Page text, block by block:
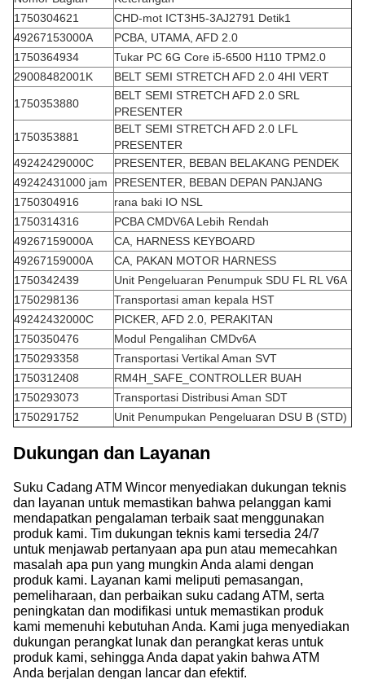
1750304621
CHD-mot ICT3H5-3AJ2791 Detik1
49267153000A
PCBA, UTAMA, AFD 2.0
1750364934
Tukar PC 6G Core i5-6500 H110 TPM2.0
29008482001K
BELT SEMI STRETCH AFD 2.0 4HI VERT
1750353880
BELT SEMI STRETCH AFD 2.0 SRL
PRESENTER
1750353881
BELT SEMI STRETCH AFD 2.0 LFL
PRESENTER
49242429000C
PRESENTER, BEBAN BELAKANG PENDEK
49242431000 jam
PRESENTER, BEBAN DEPAN PANJANG
1750304916
rana baki IO NSL
1750314316
PCBA CMDV6A Lebih Rendah
49267159000A
CA, HARNESS KEYBOARD
49267159000A
CA, PAKAN MOTOR HARNESS
1750342439
Unit Pengeluaran Penumpuk SDU FL RL V6A
1750298136
Transportasi aman kepala HST
49242432000C
PICKER, AFD 2.0, PERAKITAN
1750350476
Modul Pengalihan CMDv6A
1750293358
Transportasi Vertikal Aman SVT
1750312408
RM4H_SAFE_CONTROLLER BUAH
1750293073
Transportasi Distribusi Aman SDT
1750291752
Unit Penumpukan Pengeluaran DSU B (STD)
Dukungan dan Layanan
Suku Cadang ATM Wincor menyediakan dukungan teknis
dan layanan untuk memastikan bahwa pelanggan kami
mendapatkan pengalaman terbaik saat menggunakan
produk kami. Tim dukungan teknis kami tersedia 24/7
untuk menjawab pertanyaan apa pun atau memecahkan
masalah apa pun yang mungkin Anda alami dengan
produk kami. Layanan kami meliputi pemasangan,
pemeliharaan, dan perbaikan suku cadang ATM, serta
peningkatan dan modifikasi untuk memastikan produk
kami memenuhi kebutuhan Anda. Kami juga menyediakan
dukungan perangkat lunak dan perangkat keras untuk
produk kami, sehingga Anda dapat yakin bahwa ATM
Anda berjalan dengan lancar dan efektif.